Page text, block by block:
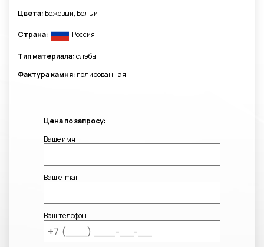
Цвета: Бежевый, Белый
Страна: Россия
Тип материала:слэбы
Фактура камня: полированная
Цена по запросу:
Ваше имя
Ваш e-mail
Ваш телефон